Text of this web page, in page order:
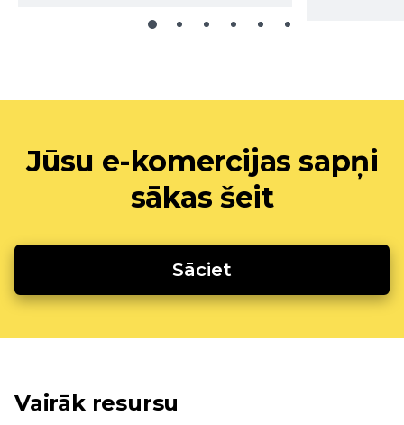
Jūsu e-komercijas sapņi
sākas šeit
Sāciet
Vairāk resursu